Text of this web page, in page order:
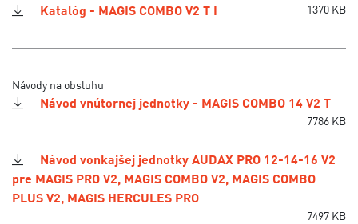
Katalóg - MAGIS COMBO V2 T I 1370 KB
Návody na obsluhu
Návod vnútornej jednotky - MAGIS COMBO 14 V2 T
7786 KB
Návod vonkajšej jednotky AUDAX PRO 12-14-16 V2
pre MAGIS PRO V2, MAGIS COMBO V2, MAGIS COMBO
PLUS V2, MAGIS HERCULES PRO
7497 KB